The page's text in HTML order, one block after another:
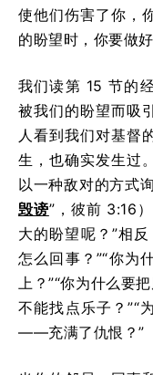
使他们伤害了你，
的盼望时，你要做
我们读第 15 节的
被我们的盼望而吸
人看到我们对基督
生，也确实发生过
以一种敌对的方式
毁谤”，彼前 3:16
大的盼望呢？”相
怎么回事？”“你为
上？”“你为什么要
不能找点乐子？”“
——充满了仇恨？”